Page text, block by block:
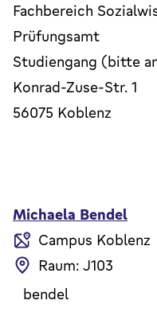
Fachbereich
Prüfungsamt
Studiengang (bitte
Konrad-Zuse-Str. 1
56075 Koblenz
Michaela Bendel
Campus Koblenz
Raum: J103
bendel